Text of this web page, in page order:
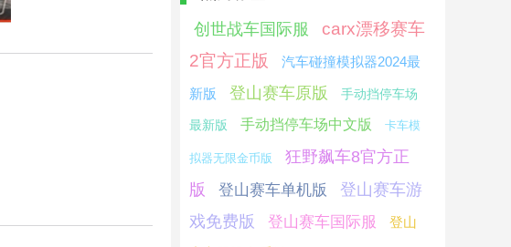
创世战车国际服
carx漂移赛车
2官方正版
汽车碰撞模拟器2024最
新版 登山赛车原版 手动挡停车场
最新版 手动挡停车场中文版 卡车模
拟器无限金币版
狂野飙车8官方正
版
登山赛车单机版
登山赛车游
戏免费版
登山赛车国际服
登山